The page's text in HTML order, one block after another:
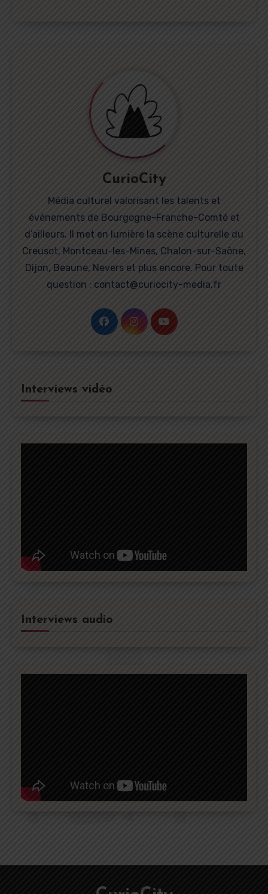
CurioCity
Média culturel valorisant les talents et
événements de Bourgogne-Franche-Comté et
d’ailleurs. Il met en lumière la scène culturelle du
Creusot, Montceau-les-Mines, Chalon-sur-Saône,
Dijon, Beaune, Nevers et plus encore. Pour toute
question : contact@curiocity-media.fr
Interviews vidéo
Interviews audio